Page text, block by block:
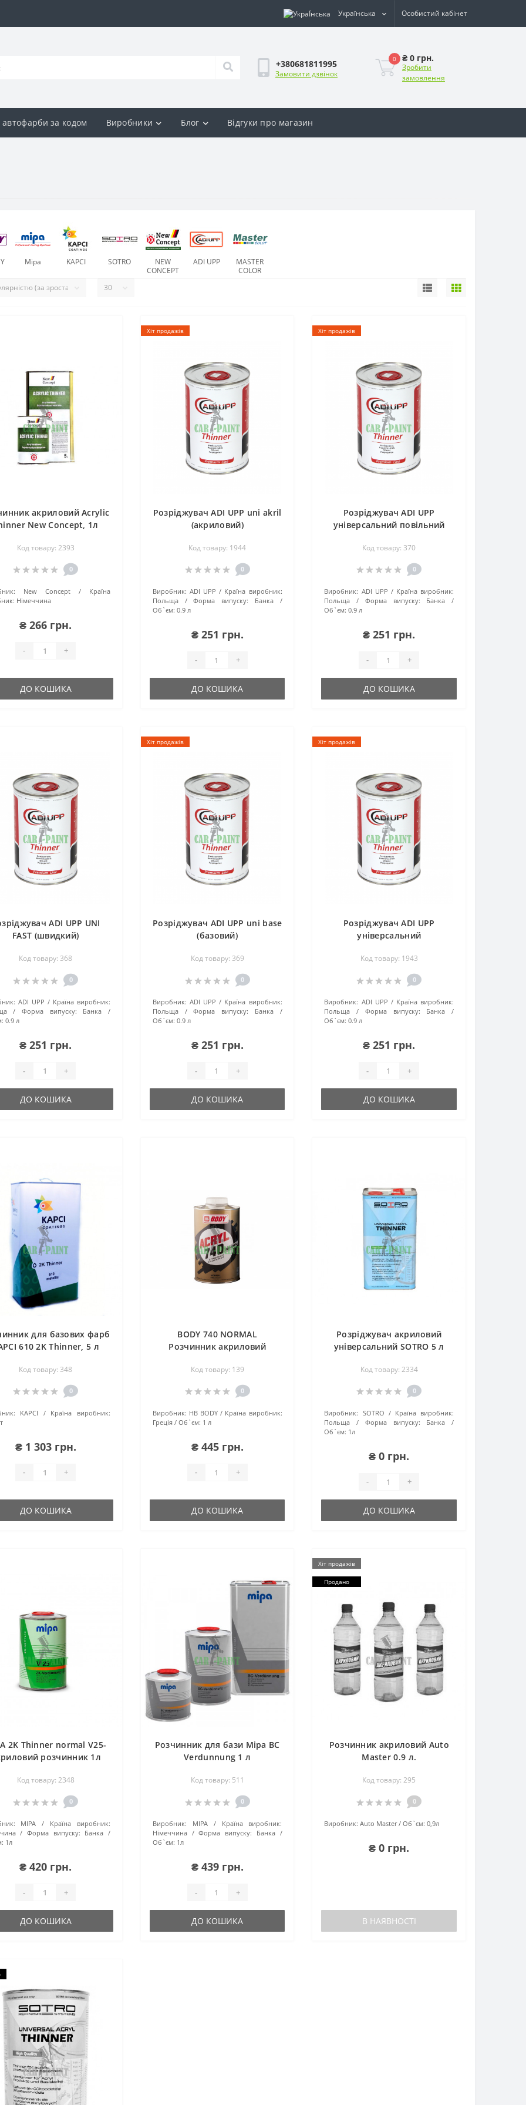
Українська Особистий кабінет
+380681811995
Замовити дзвінок
0 ₴ 0 грн.
Зробити
замовлення
автофарби за кодом Виробники Блог Відгуки про магазин
Mipa KAPCI SOTRO
NEW
CONCEPT
ADI UPP
MASTER
COLOR
акриловий Acrylic
New Concept, 1л
Код товару: 2393
0
New Concept
Країна
Німеччина
₴ 266 грн.
- +
ДО КОШИКА
Хіт продажів
Розріджувач ADI UPP uni akril
(акриловий)
Код товару: 1944
0
Виробник: ADI UPP
Країна виробник:
Польща
Форма випуску:
Банка
Об`єм: 0.9 л
₴ 251 грн.
- +
ДО КОШИКА
Хіт продажів
Розріджувач ADI UPP
універсальний повільний
Код товару: 370
0
Виробник: ADI UPP
Країна виробник:
Польща
Форма випуску:
Банка
Об`єм: 0.9 л
₴ 251 грн.
- +
ДО КОШИКА
ADI UPP UNI
FAST (швидкий)
Код товару: 368
0
ADI UPP
Країна виробник:
Форма випуску:
Банка
0.9 л
₴ 251 грн.
- +
ДО КОШИКА
Хіт продажів
Розріджувач ADI UPP uni base
(базовий)
Код товару: 369
0
Виробник: ADI UPP
Країна виробник:
Польща
Форма випуску:
Банка
Об`єм: 0.9 л
₴ 251 грн.
- +
ДО КОШИКА
Хіт продажів
Розріджувач ADI UPP
універсальний
Код товару: 1943
0
Виробник: ADI UPP
Країна виробник:
Польща
Форма випуску:
Банка
Об`єм: 0.9 л
₴ 251 грн.
- +
ДО КОШИКА
для базових фарб
610 2K Thinner, 5 л
Код товару: 348
0
KAPCI
Країна виробник:
₴ 1 303 грн.
- +
ДО КОШИКА
BODY 740 NORMAL
Розчинник акриловий
Код товару: 139
0
Виробник: HB BODY
Країна виробник:
Греція
Об`єм: 1 л
₴ 445 грн.
- +
ДО КОШИКА
Розріджувач акриловий
універсальний SOTRO 5 л
Код товару: 2334
0
Виробник: SOTRO
Країна виробник:
Польща
Форма випуску:
Банка
Об`єм: 1л
₴ 0 грн.
- +
ДО КОШИКА
2K Thinner normal V25-
розчинник 1л
Код товару: 2348
0
MIPA
Країна виробник:
Форма випуску: Банка
1л
₴ 420 грн.
- +
ДО КОШИКА
Розчинник для бази Mipa BC
Verdunnung 1 л
Код товару: 511
0
Виробник: MIPA
Країна виробник:
Німеччина
Форма випуску:
Банка
Об`єм: 1л
₴ 439 грн.
- +
ДО КОШИКА
Хіт продажів
Продано
Розчинник акриловий Auto
Master 0.9 л.
Код товару: 295
0
Виробник: Auto Master Об`єм: 0,9л
₴ 0 грн.
В НАЯВНОСТІ